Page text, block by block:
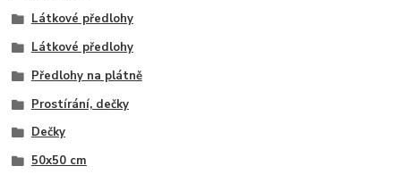
Látkové předlohy
Látkové předlohy
Předlohy na plátně
Prostírání, dečky
Dečky
50x50 cm